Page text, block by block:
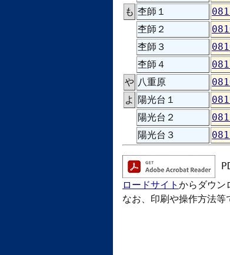
も 杢師１
杢師２
杢師３
杢師４
や 八重原
よ 陽光台１
陽光台２
陽光台３
ロードサイト からダウン
なお、印刷や操作方法等